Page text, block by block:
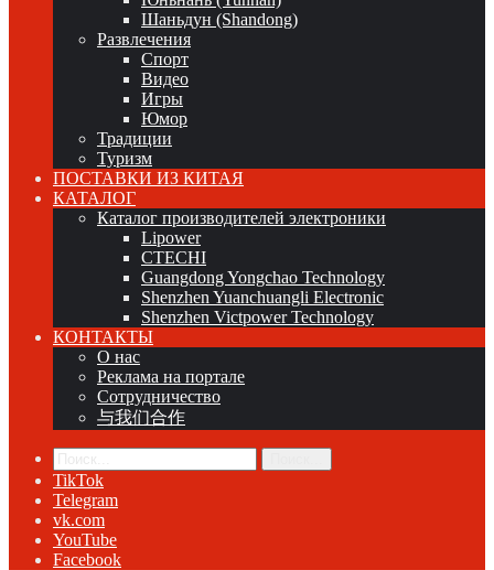
Шаньдун (Shandong)
Развлечения
Спорт
Видео
Игры
Юмор
Традиции
Туризм
ПОСТАВКИ ИЗ КИТАЯ
КАТАЛОГ
Каталог производителей электроники
Lipower
CTECHI
Guangdong Yongchao Technology
Shenzhen Yuanchuangli Electronic
Shenzhen Victpower Technology
КОНТАКТЫ
О нас
Реклама на портале
Сотрудничество
与我们合作
TikTok
Telegram
vk.com
YouTube
Facebook